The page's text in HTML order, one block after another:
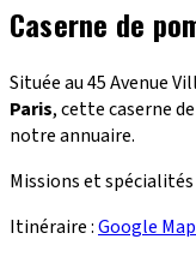
Caserne de
Située au 45 Avenue
Paris, cette caserne
notre annuaire.
Missions et spécialités
Itinéraire :Google